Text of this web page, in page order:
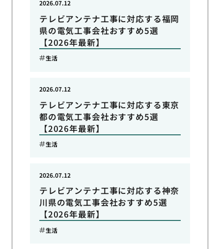
テレビアンテナ工事に対応する福岡
県の電気工事会社おすすめ5選
【2026年最新】
2026.07.12
生活
テレビアンテナ工事に対応する東京
都の電気工事会社おすすめ5選
【2026年最新】
2026.07.12
生活
テレビアンテナ工事に対応する神奈
川県の電気工事会社おすすめ5選
【2026年最新】
2026.07.12
生活